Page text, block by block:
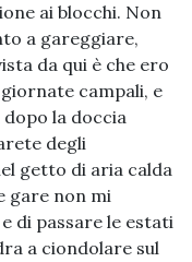
ai blocchi. Non
a gareggiare,
da qui è che ero
campali, e
la doccia
degli
getto di aria calda
gare non mi
di passare le estati
a ciondolare sul